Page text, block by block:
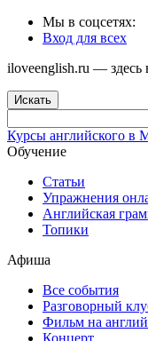
Мы в соцсетях:
Вход для всех
iloveenglish.ru — здесь
Искать
Курсы английского в
Обучение
Статьи
Упражнения
Английская
Топики
Афиша
Все события
Разговорный
Фильм на
Концерт